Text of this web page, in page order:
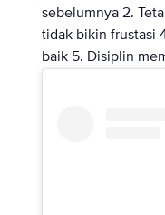
sebelumnya 2.
tidak bikin frustasi
baik 5. Disiplin